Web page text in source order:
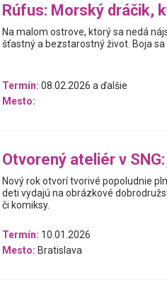
Rúfus: Morský dráčik,
Na malom ostrove, ktorý sa nedá
šťastný a bezstarostný život. Boja sa
Termín: 08.02.2026 a ďalšie
Mesto:
Otvorený ateliér v
Nový rok otvorí tvorivé popoludnie
deti vydajú na obrázkové
či komiksy.
Termín: 10.01.2026
Mesto: Bratislava